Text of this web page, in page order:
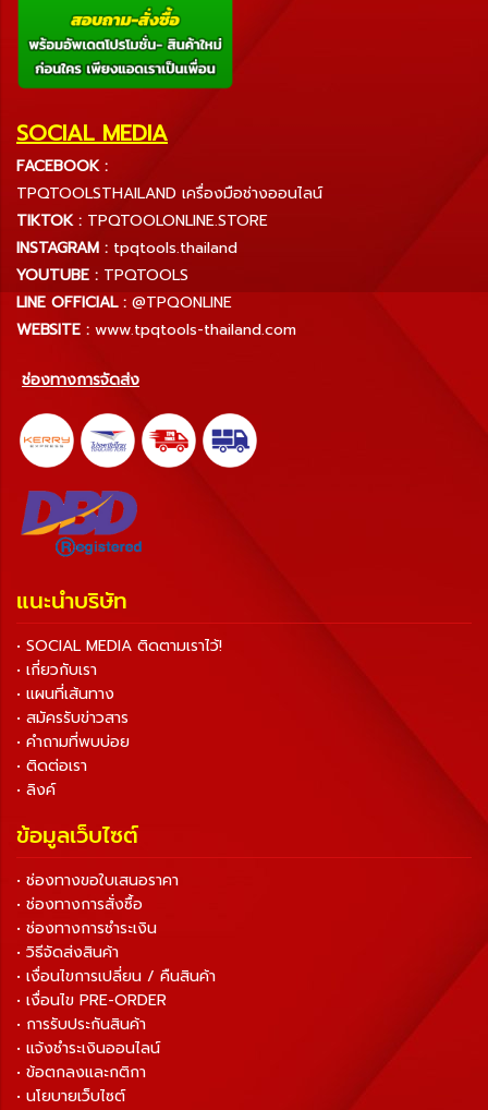
SOCIAL MEDIA
FACEBOOK :
TPQTOOLSTHAILAND เครื่องมือช่างออนไลน์
TIKTOK : TPQTOOLONLINE.STORE
INSTAGRAM : tpqtools.thailand
YOUTUBE : TPQTOOLS
LINE OFFICIAL : @TPQONLINE
WEBSITE : www.tpqtools-thailand.com
ช่องทางการจัดส่ง
แนะนำบริษัท
• SOCIAL MEDIA ติดตามเราไว้!
• เกี่ยวกับเรา
• แผนที่เส้นทาง
• สมัครรับข่าวสาร
• คำถามที่พบบ่อย
• ติดต่อเรา
• ลิงค์
ข้อมูลเว็บไซต์
• ช่องทางขอใบเสนอราคา
• ช่องทางการสั่งซื้อ
• ช่องทางการชำระเงิน
• วิธีจัดส่งสินค้า
• เงื่อนไขการเปลี่ยน / คืนสินค้า
• เงื่อนไข PRE-ORDER
• การรับประกันสินค้า
• แจ้งชำระเงินออนไลน์
• ข้อตกลงและกติกา
• นโยบายเว็บไซต์